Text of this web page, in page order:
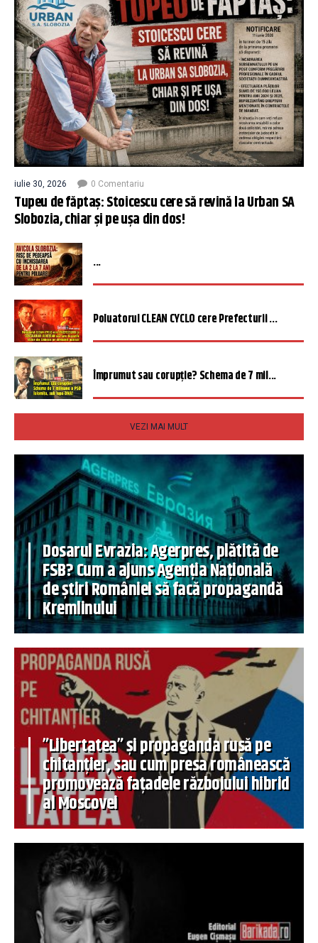
iulie 30, 2026 0 Comentariu
Tupeu de făptaș: Stoicescu cere să revină la Urban SA
Slobozia, chiar și pe ușa din dos!
...
Poluatorul CLEAN CYCLO cere Prefecturii ...
Împrumut sau corupție? Schema de 7 mil...
VEZI MAI MULT
Dosarul Evrazia: Agerpres, plătită de
FSB? Cum a ajuns Agenția Națională
de știri României să facă propagandă
Kremlinului
”Libertatea” și propaganda rusă pe
chitanțier, sau cum presa românească
promovează fațadele războiului hibrid
al Moscovei